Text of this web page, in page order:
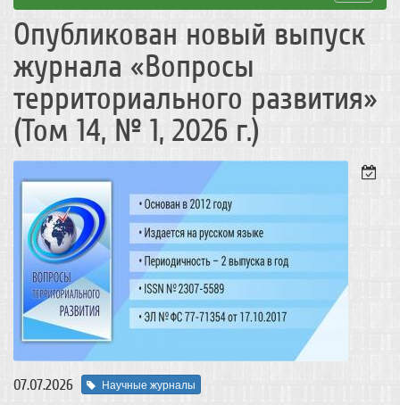
Опубликован новый выпуск
журнала «Вопросы
территориального развития»
(Том 14, № 1, 2026 г.)
07.07.2026 Научные журналы